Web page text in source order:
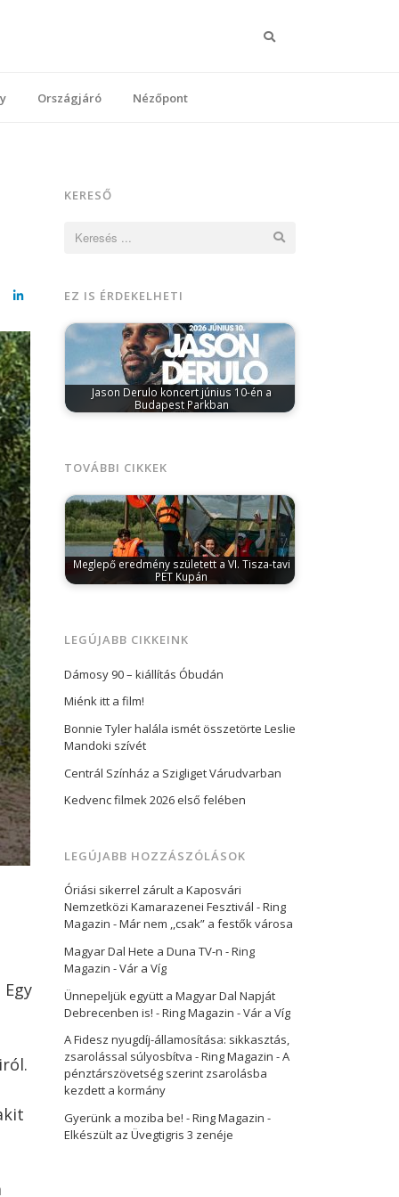
Országjáró Nézőpont
LinkedIn
KERESŐ
EZ IS ÉRDEKELHETI
Jason Derulo koncert június 10-én a
Budapest Parkban
TOVÁBBI CIKKEK
Meglepő eredmény született a VI. Tisza-tavi
PET Kupán
LEGÚJABB CIKKEINK
Dámosy 90 – kiállítás Óbudán
Miénk itt a film!
Bonnie Tyler halála ismét összetörte Leslie
Mandoki szívét
Centrál Színház a Szigliget Várudvarban
Kedvenc filmek 2026 első felében
LEGÚJABB HOZZÁSZÓLÁSOK
Óriási sikerrel zárult a Kaposvári
Nemzetközi Kamarazenei Fesztivál - Ring
Magazin -Már nem ,,csak” a festők városa
Magyar Dal Hete a Duna TV-n - Ring
Magazin -Vár a Víg
Ünnepeljük együtt a Magyar Dal Napját
Debrecenben is! - Ring Magazin -Vár a Víg
A Fidesz nyugdíj-államosítása: sikkasztás,
zsarolással súlyosbítva - Ring Magazin -A
pénztárszövetség szerint zsarolásba
kezdett a kormány
Gyerünk a moziba be! - Ring Magazin -
Elkészült az Üvegtigris 3 zenéje